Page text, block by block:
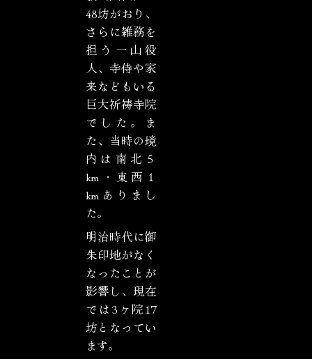
48坊がおり、
さらに雑務を
担う一山役
人、寺侍や家
来などもいる
巨大祈祷寺院
でした。ま
た、当時の境
内は南北５
km・東西１
kmありまし
た。
明治時代に御
朱印地がなく
なったことが
影響し、現在
では3ヶ院17
坊となってい
ます。